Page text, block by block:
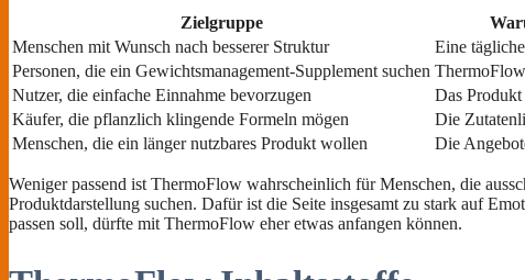
Zielgruppe
Menschen mit Wunsch nach besserer Struktur
Eine
Personen, die ein Gewichtsmanagement-Supplement suchen
Nutzer, die einfache Einnahme bevorzugen
Das
Käufer, die pflanzlich klingende Formeln mögen
Die
Menschen, die ein länger nutzbares Produkt wollen
Die
Weniger passend ist ThermoFlow wahrscheinlich für Menschen, die
Produktdarstellung suchen. Dafür ist die Seite insgesamt zu stark auf
passen soll, dürfte mit ThermoFlow eher etwas anfangen können.